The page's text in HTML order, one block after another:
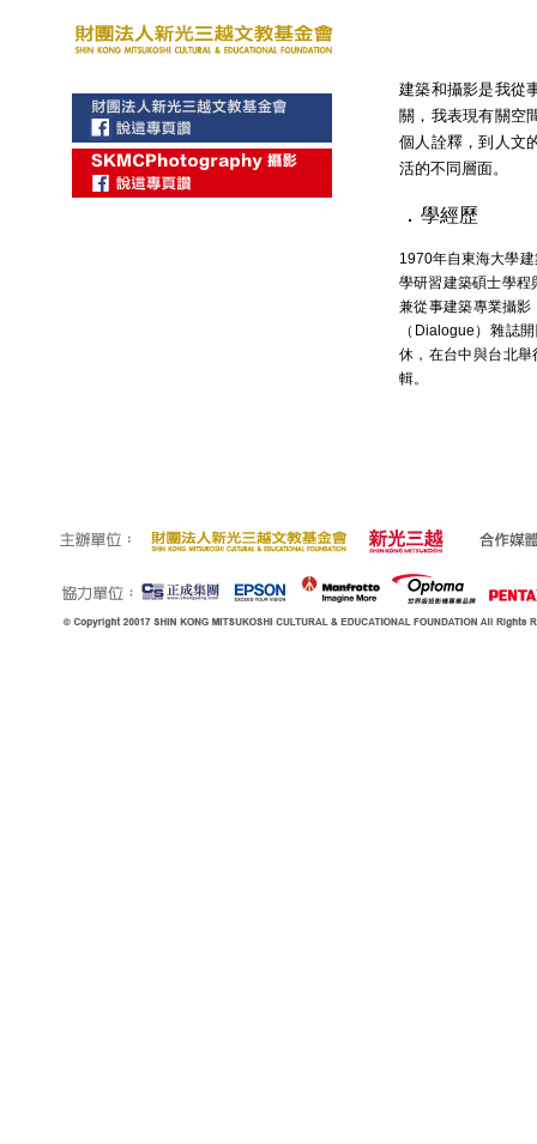
建築和攝影是我從
關，我表現有關空
個人詮釋，到人文
活的不同層面。
． 學經歷
1970年自東海大學
學研習建築碩士學程
兼從事建築專業攝
（Dialogue）雜誌
休，在台中與台北
輯。